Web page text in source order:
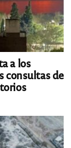
a los
consultas de